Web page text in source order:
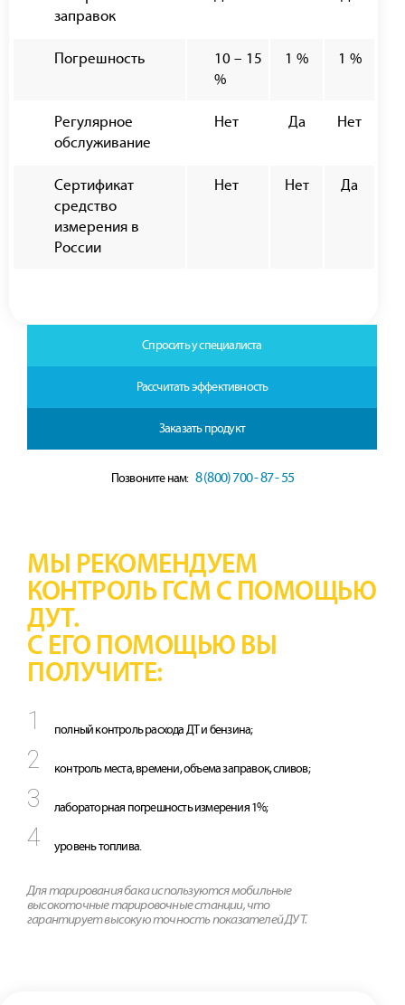
заправок
Погрешность
10 – 15
%
1 % 1 %
Регулярное
обслуживание
Нет Да Нет
Сертификат
средство
измерения в
России
Нет Нет Да
Спросить у специалиста
Рассчитать эффективность
Заказать продукт
Позвоните нам: 8 (800) 700 - 87 - 55
МЫ РЕКОМЕНДУЕМ
КОНТРОЛЬ ГСМ С ПОМОЩЬЮ
ДУТ.
С ЕГО ПОМОЩЬЮ ВЫ
ПОЛУЧИТЕ:
полный контроль расхода ДТ и бензина;
контроль места, времени, объема заправок, сливов;
лабораторная погрешность измерения 1%;
уровень топлива.
Для тарирования бака используются мобильные
высокоточные тарировочные станции, что
гарантирует высокую точность показателей ДУТ.